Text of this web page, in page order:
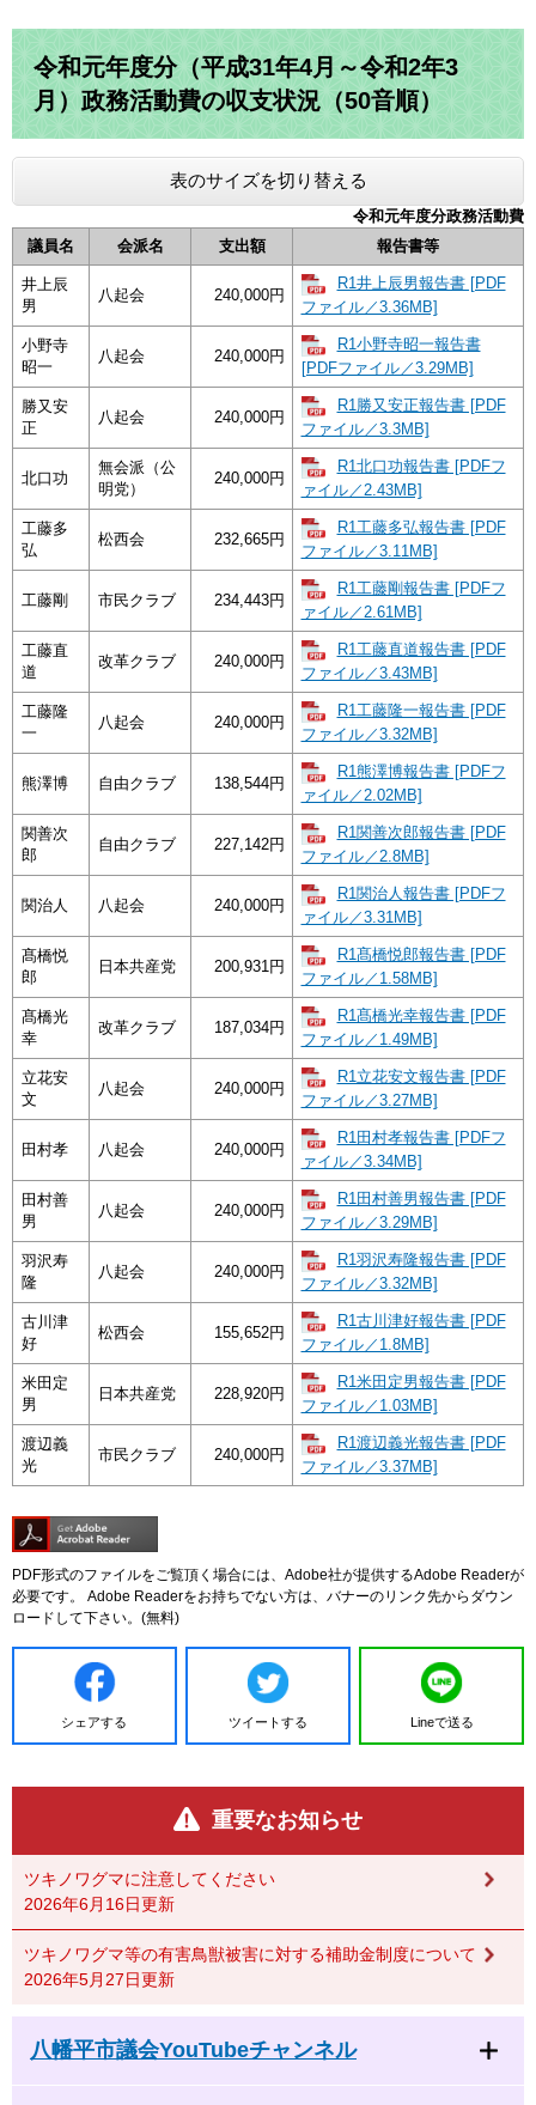
令和元年度分（平成31年4月～令和2年3
月）政務活動費の収支状況（50音順）
表のサイズを切り替える
令和元年度分政務活動費
議員名
会派名 支出額 報告書等
井上辰
男
八起会 240,000円
R1井上辰男報告書 [PDF
ファイル／3.36MB]
小野寺
昭一
八起会 240,000円
R1小野寺昭一報告書
[PDFファイル／3.29MB]
勝又安
正
八起会 240,000円
R1勝又安正報告書 [PDF
ファイル／3.3MB]
北口功
無会派（公
明党）
240,000円
R1北口功報告書 [PDFフ
ァイル／2.43MB]
工藤多
弘
松西会 232,665円
R1工藤多弘報告書 [PDF
ファイル／3.11MB]
工藤剛 市民クラブ 234,443円
R1工藤剛報告書 [PDFフ
ァイル／2.61MB]
工藤直
道
改革クラブ 240,000円
R1工藤直道報告書 [PDF
ファイル／3.43MB]
工藤隆
一
八起会 240,000円
R1工藤隆一報告書 [PDF
ファイル／3.32MB]
熊澤博 自由クラブ 138,544円
R1熊澤博報告書 [PDFフ
ァイル／2.02MB]
関善次
郎
自由クラブ 227,142円
R1関善次郎報告書 [PDF
ファイル／2.8MB]
関治人 八起会 240,000円
R1関治人報告書 [PDFフ
ァイル／3.31MB]
髙橋悦
郎
日本共産党 200,931円
R1髙橋悦郎報告書 [PDF
ファイル／1.58MB]
髙橋光
幸
改革クラブ 187,034円
R1髙橋光幸報告書 [PDF
ファイル／1.49MB]
立花安
文
八起会 240,000円
R1立花安文報告書 [PDF
ファイル／3.27MB]
田村孝 八起会 240,000円
R1田村孝報告書 [PDFフ
ァイル／3.34MB]
田村善
男
八起会 240,000円
R1田村善男報告書 [PDF
ファイル／3.29MB]
羽沢寿
隆
八起会 240,000円
R1羽沢寿隆報告書 [PDF
ファイル／3.32MB]
古川津
好
松西会 155,652円
R1古川津好報告書 [PDF
ファイル／1.8MB]
米田定
男
日本共産党 228,920円
R1米田定男報告書 [PDF
ファイル／1.03MB]
渡辺義
光
市民クラブ 240,000円
R1渡辺義光報告書 [PDF
ファイル／3.37MB]
PDF形式のファイルをご覧頂く場合には、Adobe社が提供するAdobe Readerが
必要です。
Adobe Readerをお持ちでない方は、バナーのリンク先からダウン
ロードして下さい。(無料)
シェアする ツイートする Lineで送る
重要なお知らせ
ツキノワグマに注意してください
2026年6月16日更新
ツキノワグマ等の有害鳥獣被害に対する補助金制度について
2026年5月27日更新
八幡平市議会YouTubeチャンネル